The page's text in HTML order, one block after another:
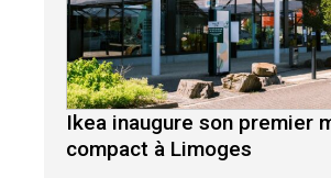
Ikea inaugure son premier
compact à Limoges